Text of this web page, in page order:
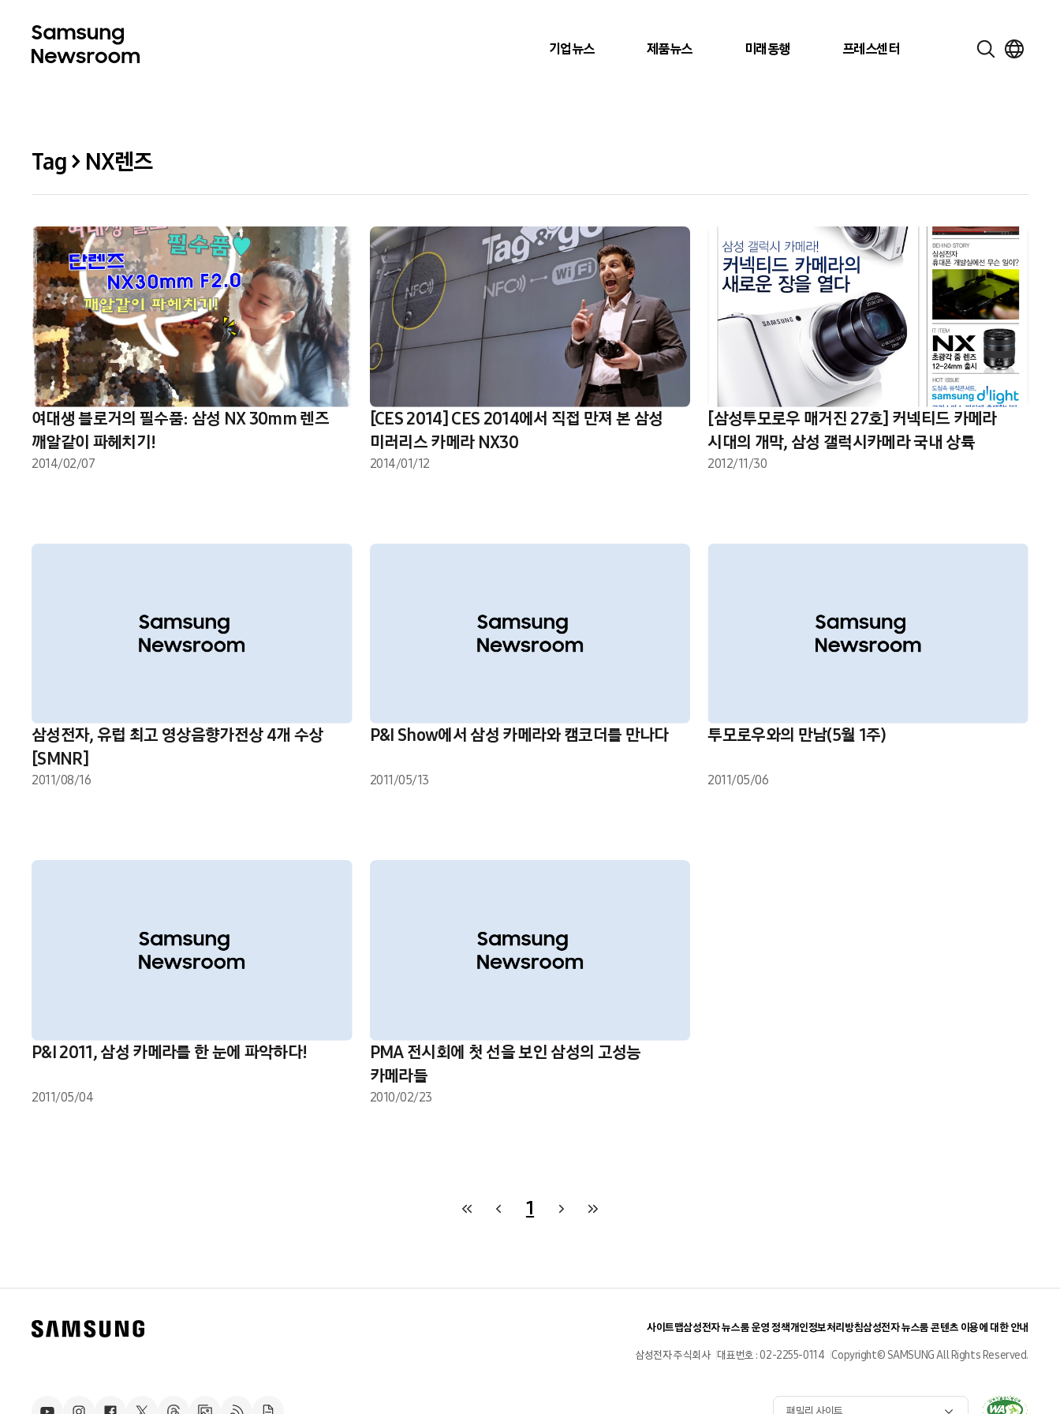
기업뉴스 제품뉴스 미래동행 프레스센터
Tag > NX렌즈
여대생 블로거의 필수품: 삼성 NX 30mm 렌즈
깨알같이 파헤치기!
2014/02/07
[CES 2014] CES 2014에서 직접 만져 본 삼성
미러리스 카메라 NX30
2014/01/12
[삼성투모로우 매거진 27호] 커넥티드 카메라
시대의 개막, 삼성 갤럭시카메라 국내 상륙
2012/11/30
삼성전자, 유럽 최고 영상음향가전상 4개 수상
[SMNR]
2011/08/16
P&I Show에서 삼성 카메라와 캠코더를 만나다
2011/05/13
투모로우와의 만남(5월 1주)
2011/05/06
P&I 2011, 삼성 카메라를 한 눈에 파악하다!
2011/05/04
PMA 전시회에 첫 선을 보인 삼성의 고성능
카메라들
2010/02/23
1
사이트맵삼성전자 뉴스룸 운영 정책개인정보처리방침삼성전자 뉴스룸 콘텐츠 이용에 대한 안내
삼성전자 주식회사 대표번호 : 02-2255-0114 Copyright© SAMSUNG All Rights Reserved.